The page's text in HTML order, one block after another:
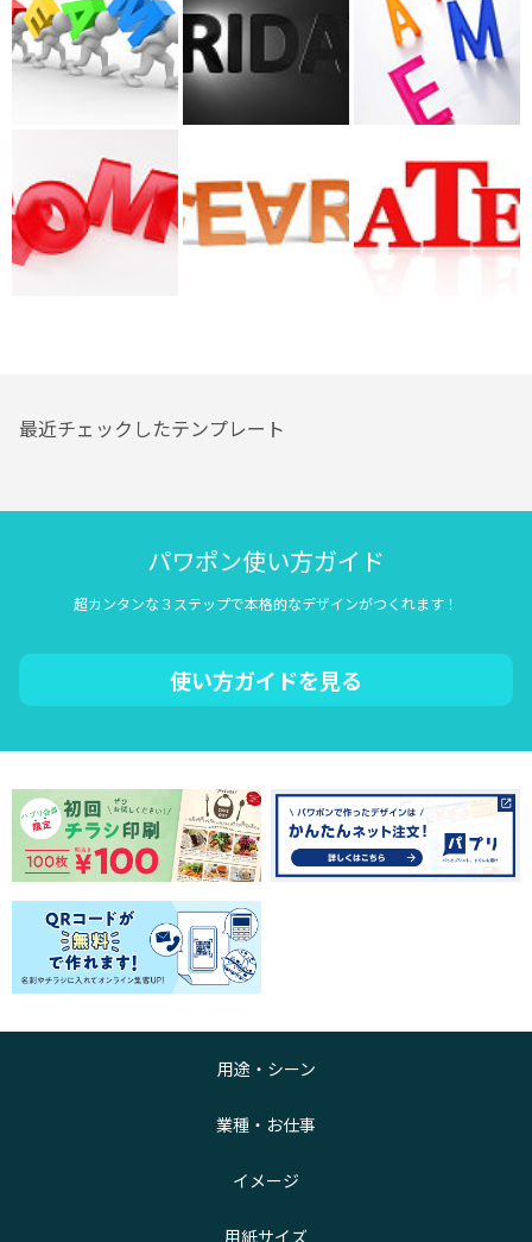
最近チェックしたテンプレート
パワポン使い方ガイド
超カンタンな３ステップで本格的なデザインがつくれます！
使い方ガイドを見る
用途・シーン
業種・お仕事
イメージ
用紙サイズ